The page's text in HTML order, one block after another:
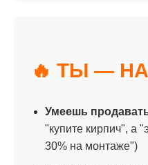
🔥 ТЫ —
Умеешь
"купите кирпич", а
30% на монтаже")